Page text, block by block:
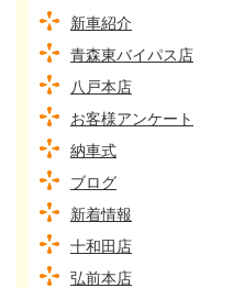
新車紹介
青森東バイパス店
八戸本店
お客様アンケート
納車式
ブログ
新着情報
十和田店
弘前本店